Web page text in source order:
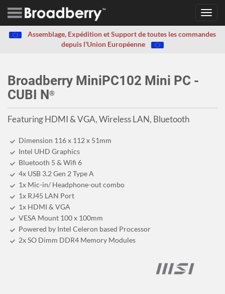
Assemblage, Expédition et Support de toutes les commandes
depuis l'Union Européenne
Broadberry MiniPC102 Mini PC -
CUBI N®
Featuring HDMI & VGA, Wireless LAN, Bluetooth
Dimension 116 x 112 x 51mm
Intel UHD Graphics
Bluetooth 5 & Wifi 6
4x USB 3.2 Gen 2 Type A
1x Mic-in/ Headphone-out combo
1x RJ45 LAN Port
1x HDMI & VGA
VESA Mount 100 x 100mm
Powered by Intel Celeron based Processor
2x SO Dimm DDR4 Memory Modules